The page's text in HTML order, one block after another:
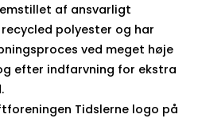
af ansvarligt
polyester og har
ved meget høje
efter indfarvning for ekstra
Tidslerne logo på